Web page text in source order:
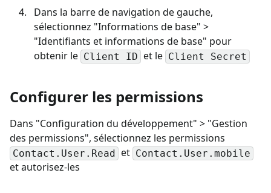
Dans la barre de navigation de gauche,
sélectionnez "Informations de base" >
"Identifiants et informations de base" pour
obtenir le Client ID et le Client Secret
Configurer les permissions
Dans "Configuration du développement" > "Gestion
des permissions", sélectionnez les permissions
Contact.User.Read et Contact.User.mobile
et autorisez-les